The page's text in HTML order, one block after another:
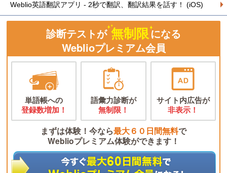
Weblio英語翻訳アプリ - 2秒で翻訳、翻訳結果を話す！ (iOS)
診断テストが 無制限になる
Weblioプレミアム会員
単語帳への
登録数増加！
語彙力診断が
無制限！
サイト内広告が
非表示！
まずは体験！今なら最大６０日間無料で
Weblioプレミアム体験ができます！